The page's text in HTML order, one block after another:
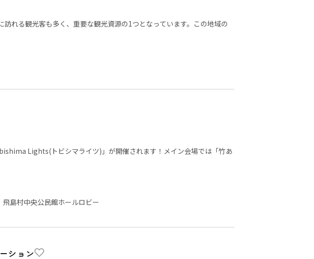
れる観光客も多く、重要な観光資源の1つとなっています。この地域の
Lights(トビシマライツ)」が開催されます！メイン会場では「竹あ
飛島村中央公民館ホールロビー
ション